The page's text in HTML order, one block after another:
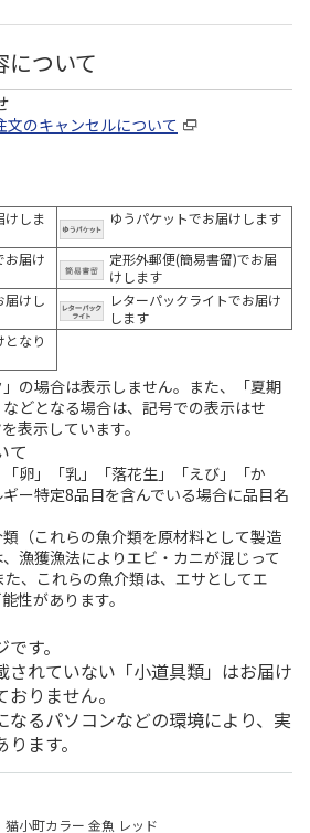
について
文のキャンセルについて
けしま
ゆうパケットでお届けします
お届け
定形外郵便(簡易書留)でお届
けします
届けし
レターパックライトでお届け
します
となり
の場合は表示しません。また、「夏期
どとなる場合は、記号での表示はせ
表示しています。
て
卵」「乳」「落花生」「えび」「か
ー特定8品目を含んでいる場合に品目名
（これらの魚介類を原材料として製造
漁獲漁法によりエビ・カニが混じって
、これらの魚介類は、エサとしてエ
性があります。
す。
されていない「小道具類」はお届け
りません。
なるパソコンなどの環境により、実
ます。
猫小町カラー 金魚 レッド